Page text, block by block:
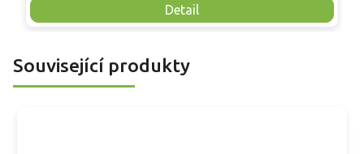
Detail
Mrazuvzdornost do −25 °C a spolehlivá vitalita z něj dělají
skvělou volbu pro každého pěstitele.
Související produkty